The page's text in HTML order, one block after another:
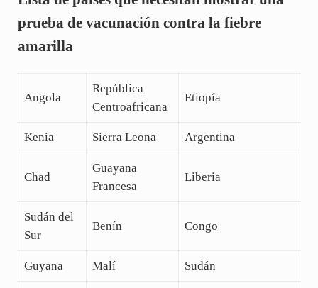
prueba de vacunación contra la fiebre
amarilla
Angola
República
Centroafricana
Etiopía
Kenia Sierra Leona Argentina
Chad
Guayana
Francesa
Liberia
Sudán del
Sur
Benín Congo
Guyana Malí Sudán